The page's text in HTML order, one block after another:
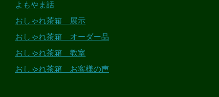
よもやま話
おしゃれ茶箱 展示
おしゃれ茶箱 オーダー品
おしゃれ茶箱 教室
おしゃれ茶箱 お客様の声